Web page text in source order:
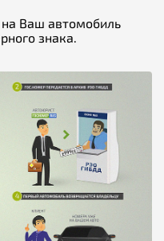
на Ваш автомобиль
знака.